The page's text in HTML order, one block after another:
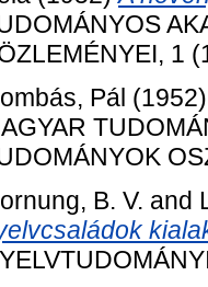
1
Pál
B. V. and